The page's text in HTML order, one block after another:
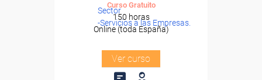
Sector
-Servicios a las Empresas.
Curso Gratuito
150 horas
Online (toda España)
Ver curso